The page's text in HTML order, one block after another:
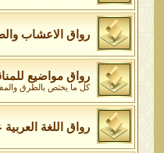
رواق الاعشاب
رواق مواضيع
كل ما يختص بالطرق
رواق اللغة